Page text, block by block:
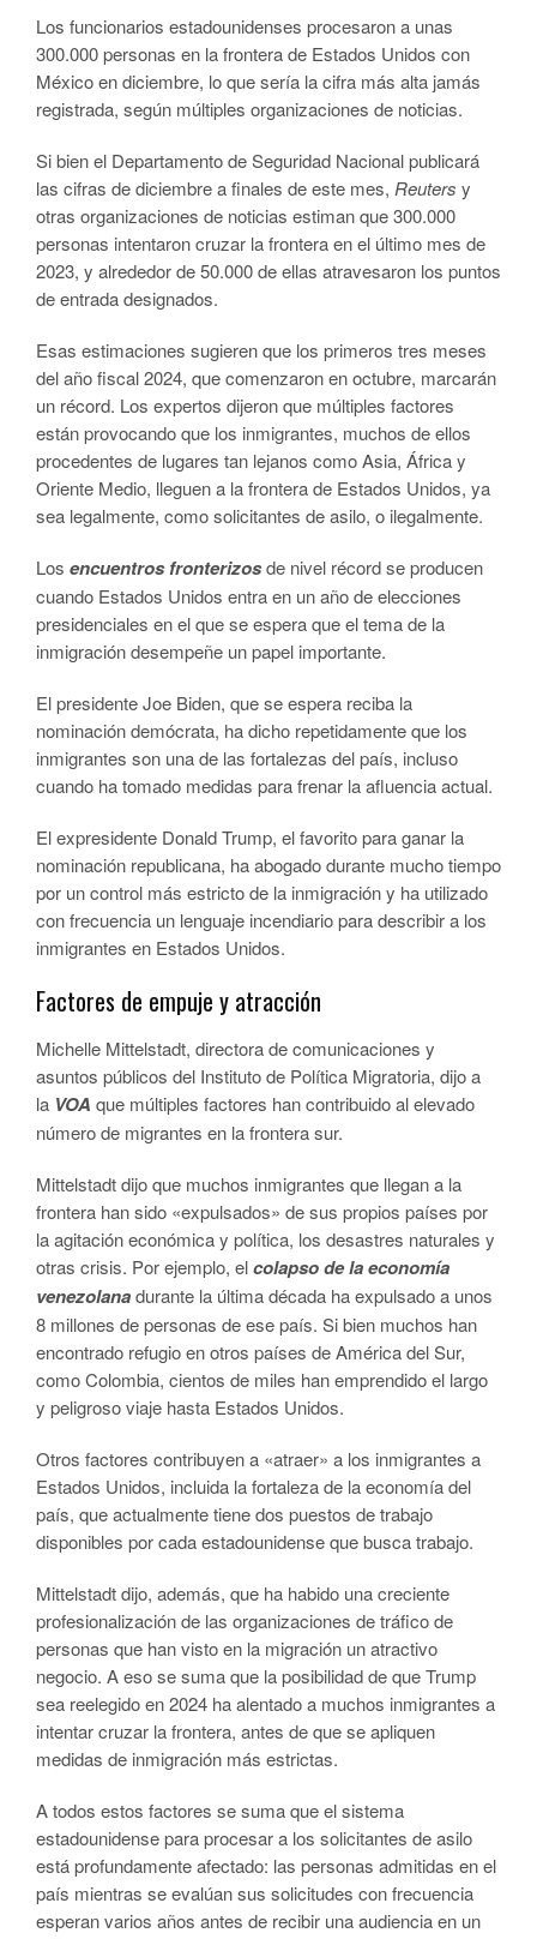
Los funcionarios estadounidenses procesaron a unas
300.000 personas en la frontera de Estados Unidos con
México en diciembre, lo que sería la cifra más alta jamás
registrada, según múltiples organizaciones de noticias.
Si bien el Departamento de Seguridad Nacional publicará
las cifras de diciembre a finales de este mes, Reuters y
otras organizaciones de noticias estiman que 300.000
personas intentaron cruzar la frontera en el último mes de
2023, y alrededor de 50.000 de ellas atravesaron los puntos
de entrada designados.
Esas estimaciones sugieren que los primeros tres meses
del año fiscal 2024, que comenzaron en octubre, marcarán
un récord. Los expertos dijeron que múltiples factores
están provocando que los inmigrantes, muchos de ellos
procedentes de lugares tan lejanos como Asia, África y
Oriente Medio, lleguen a la frontera de Estados Unidos, ya
sea legalmente, como solicitantes de asilo, o ilegalmente.
Los encuentros fronterizosde nivel récord se producen
cuando Estados Unidos entra en un año de elecciones
presidenciales en el que se espera que el tema de la
inmigración desempeñe un papel importante.
El presidente Joe Biden, que se espera reciba la
nominación demócrata, ha dicho repetidamente que los
inmigrantes son una de las fortalezas del país, incluso
cuando ha tomado medidas para frenar la afluencia actual.
El expresidente Donald Trump, el favorito para ganar la
nominación republicana, ha abogado durante mucho tiempo
por un control más estricto de la inmigración y ha utilizado
con frecuencia un lenguaje incendiario para describir a los
inmigrantes en Estados Unidos.
Factores de empuje y atracción
Michelle Mittelstadt, directora de comunicaciones y
asuntos públicos del Instituto de Política Migratoria, dijo a
la VOA que múltiples factores han contribuido al elevado
número de migrantes en la frontera sur.
Mittelstadt dijo que muchos inmigrantes que llegan a la
frontera han sido «expulsados» de sus propios países por
la agitación económica y política, los desastres naturales y
otras crisis. Por ejemplo, elcolapso de la economía
venezolanadurante la última década ha expulsado a unos
8 millones de personas de ese país. Si bien muchos han
encontrado refugio en otros países de América del Sur,
como Colombia, cientos de miles han emprendido el largo
y peligroso viaje hasta Estados Unidos.
Otros factores contribuyen a «atraer» a los inmigrantes a
Estados Unidos, incluida la fortaleza de la economía del
país, que actualmente tiene dos puestos de trabajo
disponibles por cada estadounidense que busca trabajo.
Mittelstadt dijo, además, que ha habido una creciente
profesionalización de las organizaciones de tráfico de
personas que han visto en la migración un atractivo
negocio. A eso se suma que la posibilidad de que Trump
sea reelegido en 2024 ha alentado a muchos inmigrantes a
intentar cruzar la frontera, antes de que se apliquen
medidas de inmigración más estrictas.
A todos estos factores se suma que el sistema
estadounidense para procesar a los solicitantes de asilo
está profundamente afectado: las personas admitidas en el
país mientras se evalúan sus solicitudes con frecuencia
esperan varios años antes de recibir una audiencia en un